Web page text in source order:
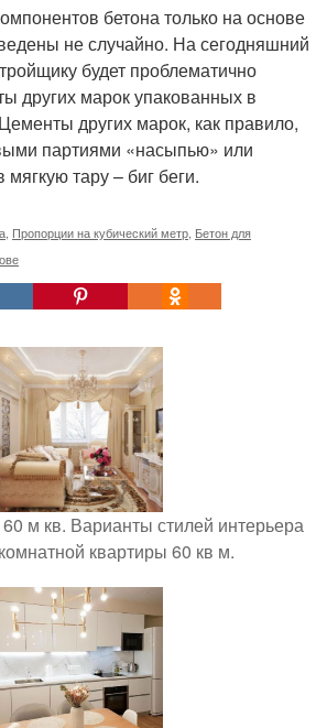
бетона только на основе
не случайно. На сегодняшний
будет проблематично
других марок упакованных в
других марок, как правило,
партиями «насыпью» или
тару – биг беги.
Пропорции на кубический метр Бетон для
м кв. Варианты стилей интерьера
квартиры 60 кв м.